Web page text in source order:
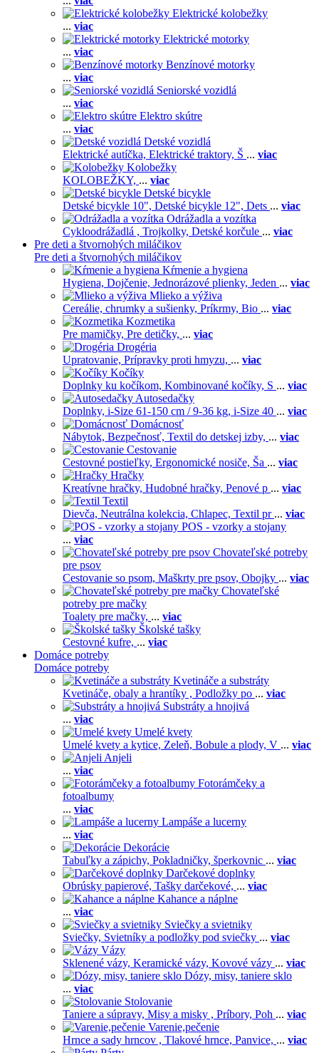
Elektrické kolobežky
... viac
Elektrické motorky
... viac
Benzínové motorky
... viac
Seniorské vozidlá
... viac
Elektro skútre
... viac
Detské vozidlá
Elektrické autíčka, Elektrické traktory, Š ... viac
Kolobežky
KOLOBEŽKY, ... viac
Detské bicykle
Detské bicykle 10", Detské bicykle 12", Dets ... viac
Odrážadla a vozítka
Cykloodrážadlá , Trojkolky, Detské korčule ... viac
Pre deti a štvornohých miláčikov
Pre deti a štvornohých miláčikov
Kŕmenie a hygiena
Hygiena, Dojčenie, Jednorázové plienky, Jeden ... viac
Mlieko a výživa
Cereálie, chrumky a sušienky, Príkrmy, Bio ... viac
Kozmetika
Pre mamičky, Pre detičky, ... viac
Drogéria
Upratovanie, Prípravky proti hmyzu, ... viac
Kočíky
Doplnky ku kočíkom, Kombinované kočíky, S ... viac
Autosedačky
Doplnky, i-Size 61-150 cm / 9-36 kg, i-Size 40 ... viac
Domácnosť
Nábytok, Bezpečnosť, Textil do detskej izby, ... viac
Cestovanie
Cestovné postieľky, Ergonomické nosiče, Ša ... viac
Hračky
Kreatívne hračky, Hudobné hračky, Penové p ... viac
Textil
Dievča, Neutrálna kolekcia, Chlapec, Textil pr ... viac
POS - vzorky a stojany
... viac
Chovateľské potreby
pre psov
Cestovanie so psom, Maškrty pre psov, Obojky ... viac
Chovateľské
potreby pre mačky
Toalety pre mačky, ... viac
Školské tašky
Cestovné kufre, ... viac
Domáce potreby
Domáce potreby
Kvetináče a substráty
Kvetináče, obaly a hrantíky , Podložky po ... viac
Substráty a hnojivá
... viac
Umelé kvety
Umelé kvety a kytice, Zeleň, Bobule a plody, V ... viac
Anjeli
... viac
Fotorámčeky a
fotoalbumy
... viac
Lampáše a lucerny
... viac
Dekorácie
Tabuľky a zápichy, Pokladničky, šperkovnic ... viac
Darčekové doplnky
Obrúsky papierové, Tašky darčekové, ... viac
Kahance a náplne
... viac
Sviečky a svietniky
Sviečky, Svietníky a podložky pod sviečky ... viac
Vázy
Sklenené vázy, Keramické vázy, Kovové vázy ... viac
Dózy, misy, taniere sklo
... viac
Stolovanie
Taniere a súpravy, Misy a misky , Príbory, Poh ... viac
Varenie,pečenie
Hrnce a sady hrncov , Tlakové hrnce, Panvice, ... viac